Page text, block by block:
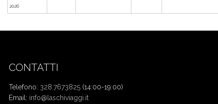
2026
CONTATTI
Telefono: 328.7673825 (14:00-19:00)
Email: info@laschiviaggi.it